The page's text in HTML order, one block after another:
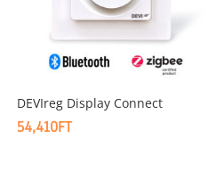
DEVIreg Display Connect
54,410FT